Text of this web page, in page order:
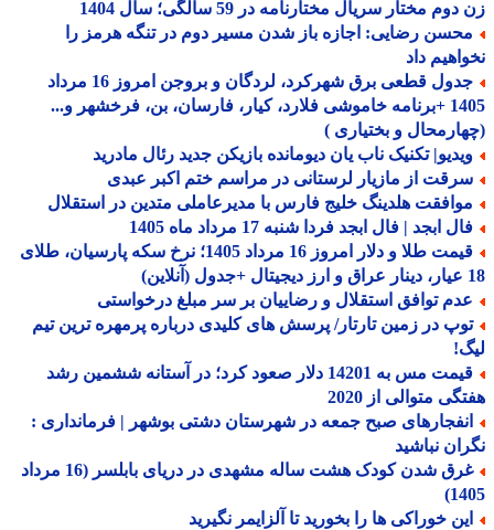
مختار سریال مختارنامه در 59 سالگی؛ سال 1404
رضایی: اجازه باز شدن مسیر دوم در تنگه هرمز را
داد
جدول قطعی برق شهرکرد، لردگان و بروجن امروز 16 مرداد
1405 +برنامه خاموشی فلارد، کیار، فارسان، بن، فرخشهر و...
و بختیاری )
تکنیک ناب یان دیومانده بازیکن جدید رئال مادرید
از مازیار لرستانی در مراسم ختم اکبر عبدی
هلدینگ خلیج فارس با مدیرعاملی متدین در استقلال
ابجد | فال ابجد فردا شنبه 17 مرداد ماه 1405
قیمت طلا و دلار امروز 16 مرداد 1405؛ نرخ سکه پارسیان، طلای
توافق استقلال و رضاییان بر سر مبلغ درخواستی
در زمین تارتار/ پرسش های کلیدی درباره پرمهره ترین تیم
قیمت مس به 14201 دلار صعود کرد؛ در آستانه ششمین رشد
متوالی از 2020
صبح جمعه در شهرستان دشتی بوشهر | فرمانداری :
نباشید
غرق شدن کودک هشت ساله مشهدی در دریای بابلسر (16 مرداد
خوراکی ها را بخورید تا آلزایمر نگیرید